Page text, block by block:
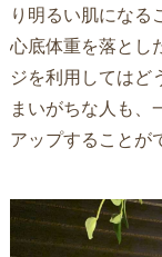
り明るい肌になる
心底体重を落とし
ジを利用してはど
まいがちな人も、
アップすることが